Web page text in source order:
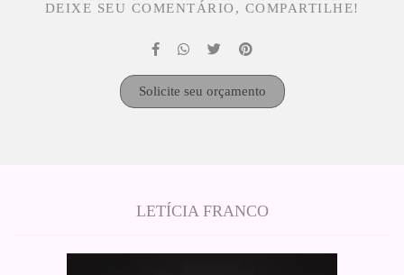
DEIXE SEU COMENTÁRIO, COMPARTILHE!
Solicite seu orçamento
LETÍCIA FRANCO